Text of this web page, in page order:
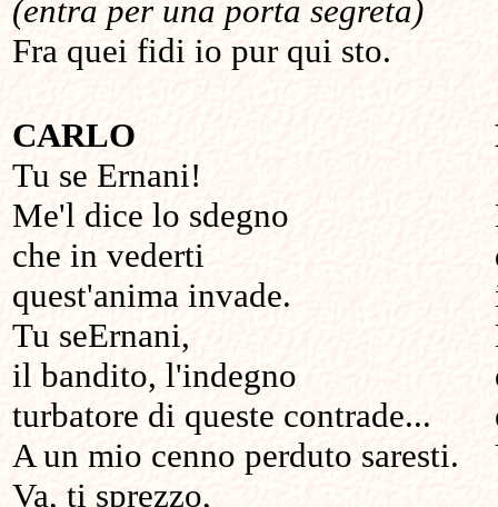
(entra per una porta segreta)
Fra quei fidi io pur qui sto.
CARLO
Tu se Ernani!
Me'l dice lo sdegno
che in vederti
quest'anima invade.
Tu seErnani,
il bandito, l'indegno
turbatore di queste contrade...
A un mio cenno perduto saresti.
Va, ti sprezzo,